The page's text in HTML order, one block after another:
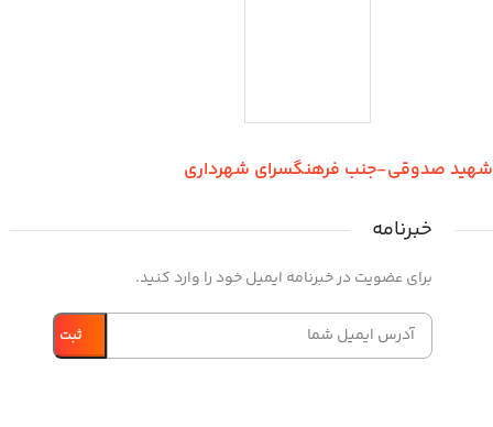
شهید صدوقی-جنب فرهنگسرای شهرداری
خبرنامه
برای عضویت در خبرنامه ایمیل خود را وارد کنید.